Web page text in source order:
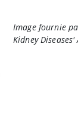
Image fournie
Kidney Diseases'